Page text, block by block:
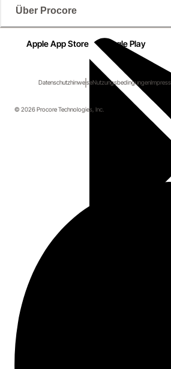
Über Procore
Apple App Store Google Play
DatenschutzhinweiseNutzungsbedingungen
© 2026 Procore Technologies, Inc.